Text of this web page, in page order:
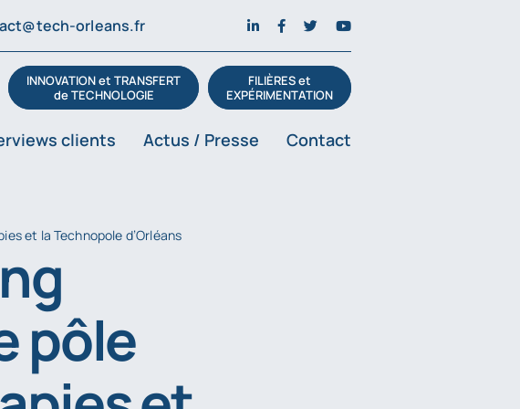
orleans.fr
INNOVATION et TRANSFERT
de TECHNOLOGIE
FILIÈRES et
EXPÉRIMENTATION
clients Actus / Presse Contact
et la Technopole d’Orléans
pôle